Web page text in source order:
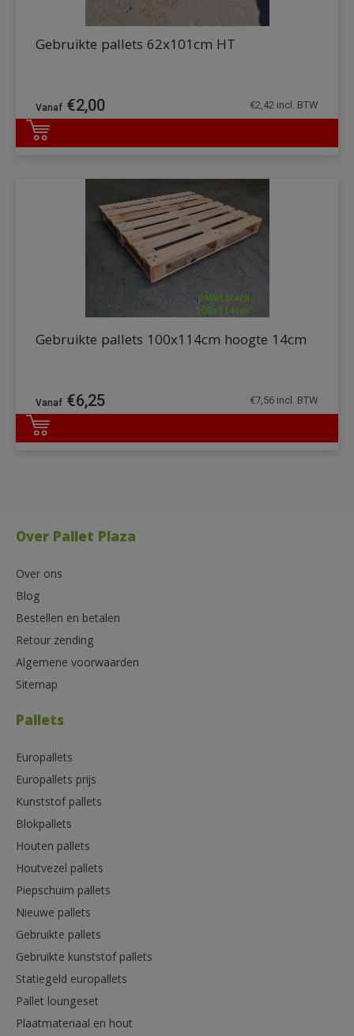
DETAILS
Gebruikte pallets 62x101cm HT
€2,00 €2,42 incl. BTW
DETAILS
Gebruikte pallets 100x114cm hoogte 14cm
€6,25 €7,56 incl. BTW
Over Pallet Plaza
Over ons
Blog
Bestellen en betalen
Retour zending
Algemene voorwaarden
Sitemap
Pallets
Europallets
Europallets prijs
Kunststof pallets
Blokpallets
Houten pallets
Houtvezel pallets
Piepschuim pallets
Nieuwe pallets
Gebruikte pallets
Gebruikte kunststof pallets
Statiegeld europallets
Pallet loungeset
Plaatmateriaal en hout